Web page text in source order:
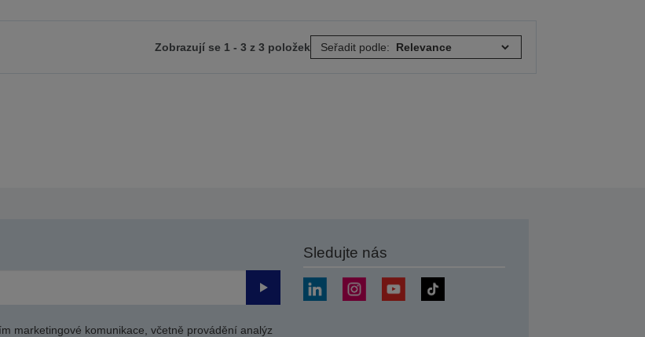
Zobrazují se 1 - 3 z 3 položek Seřadit podle:
Odeslat
marketingové komunikace, včetně provádění analýz
Sledujte nás